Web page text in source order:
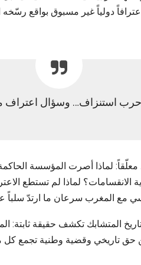
اعترافاً دولياً غير مسبوق بواقع
حرب استنزاف… وسؤال اعتراف
لماذا أصرت المؤسسة
الانقسامات؟ لماذا لم تستطع
المغرب سرعان ما ارتدّ سلباً
المتشابك تكشف حقيقة
حق تاريخي وقضية وطنية تجمع
الشابة في كسر احتكار…